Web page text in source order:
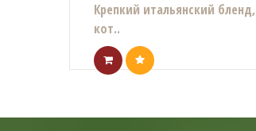
Крепкий итальянский бленд,
кот..